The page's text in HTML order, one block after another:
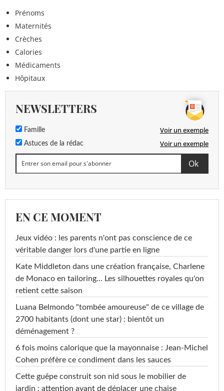
Prénoms
Maternités
Crèches
Calories
Médicaments
Hôpitaux
NEWSLETTERS
Famille Voir un exemple
Astuces de la rédac Voir un exemple
EN CE MOMENT
Jeux vidéo : les parents n'ont pas conscience de ce
véritable danger lors d'une partie en ligne
Kate Middleton dans une création française, Charlene
de Monaco en tailoring… Les silhouettes royales qu'on
retient cette saison
Luana Belmondo "tombée amoureuse" de ce village de
2700 habitants (dont une star) : bientôt un
déménagement ?
6 fois moins calorique que la mayonnaise : Jean-Michel
Cohen préfère ce condiment dans les sauces
Cette guêpe construit son nid sous le mobilier de
jardin : attention avant de déplacer une chaise